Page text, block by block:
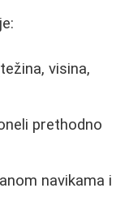
visina,
prethodno
navikama i